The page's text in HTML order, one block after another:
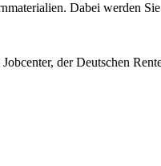
Dabei werden
der Deutschen